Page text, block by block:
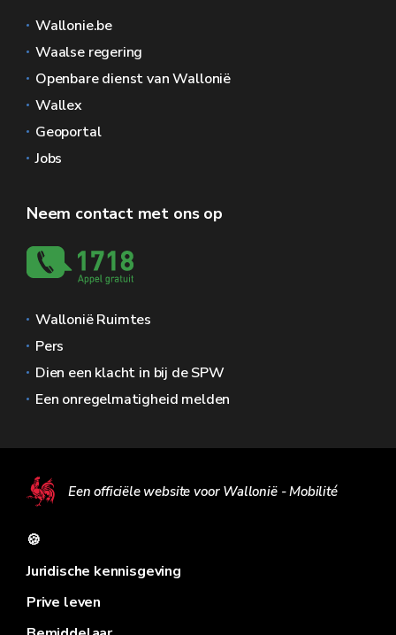
Wallonie.be
Waalse regering
Openbare dienst van Wallonië
Wallex
Geoportal
Jobs
Neem contact met ons op
Wallonië Ruimtes
Pers
Dien een klacht in bij de SPW
Een onregelmatigheid melden
Een officiële website voor Wallonië - Mobilité
🍪
Juridische kennisgeving
Prive leven